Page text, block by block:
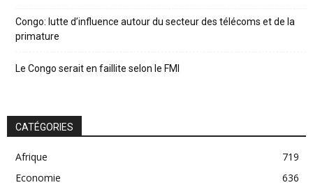
Congo: lutte d’influence autour du secteur des télécoms et de la
primature
Le Congo serait en faillite selon le FMI
CATÉGORIES
Afrique
719
Economie
636